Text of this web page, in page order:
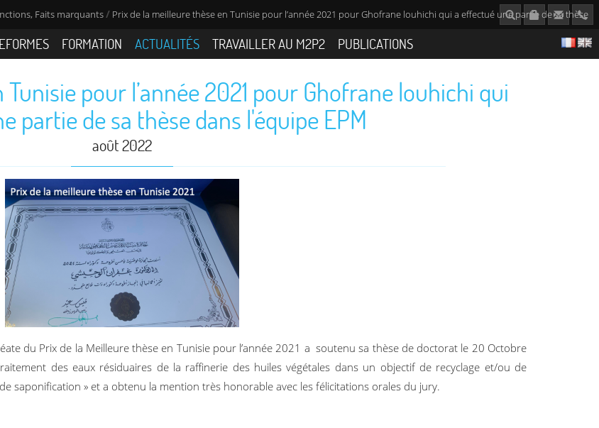
Faits marquants/ Prix de la meilleure thèse en Tunisie pour l’année 2021 pour Ghofrane louhichi qui a effectué une partie de sa thèse
FORMATION ACTUALITÉS TRAVAILLER AU M2P2 PUBLICATIONS
pour l’année 2021 pour Ghofrane louhichi qui
partie de sa thèse dans l'équipe EPM
août 2022
du Prix de la Meilleure thèse en Tunisie pour l’année 2021 a soutenu sa thèse de doctorat le 20 Octobre
des eaux résiduaires de la raffinerie des huiles végétales dans un objectif de recyclage et/ou de
saponification » et a obtenu la mention très honorable avec les félicitations orales du jury.